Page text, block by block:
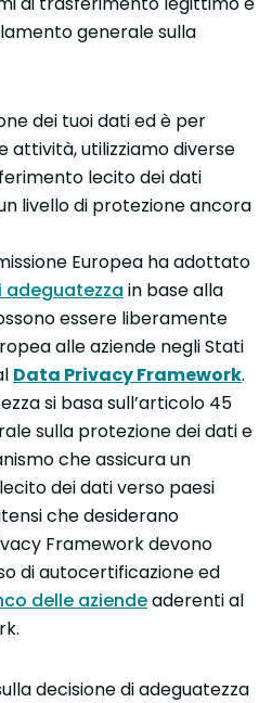
generale sulla
dei tuoi dati ed è per
attività, utilizziamo diverse
lecito dei dati
livello di protezione ancora
Europea ha adottato
adeguatezza in base alla
essere liberamente
alle aziende negli Stati
Data Privacy Framework.
si basa sull’articolo 45
sulla protezione dei dati e
che assicura un
dei dati verso paesi
che desiderano
Framework devono
di autocertificazione ed
delle aziendeaderenti al
decisione di adeguatezza